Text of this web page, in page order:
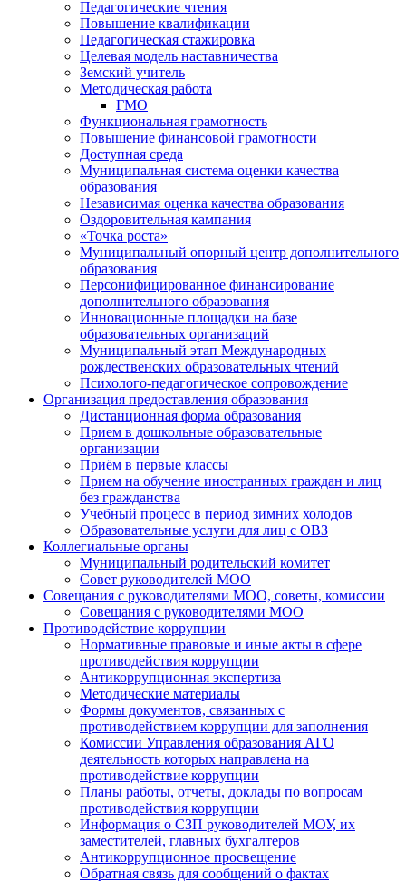
Педагогические чтения
Повышение квалификации
Педагогическая стажировка
Целевая модель наставничества
Земский учитель
Методическая работа
ГМО
Функциональная грамотность
Повышение финансовой грамотности
Доступная среда
Муниципальная система оценки качества
образования
Независимая оценка качества образования
Оздоровительная кампания
«Точка роста»
Муниципальный опорный центр дополнительного
образования
Персонифицированное финансирование
дополнительного образования
Инновационные площадки на базе
образовательных организаций
Муниципальный этап Международных
рождественских образовательных чтений
Психолого-педагогическое сопровождение
Организация предоставления образования
Дистанционная форма образования
Прием в дошкольные образовательные
организации
Приём в первые классы
Прием на обучение иностранных граждан и лиц
без гражданства
Учебный процесс в период зимних холодов
Образовательные услуги для лиц с ОВЗ
Коллегиальные органы
Муниципальный родительский комитет
Совет руководителей МОО
Совещания с руководителями МОО, советы, комиссии
Совещания с руководителями МОО
Противодействие коррупции
Нормативные правовые и иные акты в сфере
противодействия коррупции
Антикоррупционная экспертиза
Методические материалы
Формы документов, связанных с
противодействием коррупции для заполнения
Комиссии Управления образования АГО
деятельность которых направлена на
противодействие коррупции
Планы работы, отчеты, доклады по вопросам
противодействия коррупции
Информация о СЗП руководителей МОУ, их
заместителей, главных бухгалтеров
Антикоррупционное просвещение
Обратная связь для сообщений о фактах